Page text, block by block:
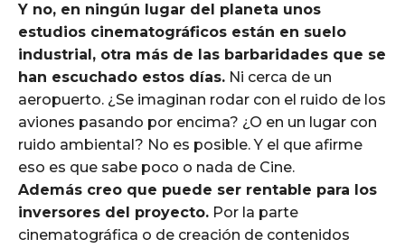
Y no, en ningún lugar del planeta unos
estudios cinematográficos están en suelo
industrial, otra más de las barbaridades que se
han escuchado estos días. Ni cerca de un
aeropuerto. ¿Se imaginan rodar con el ruido de los
aviones pasando por encima? ¿O en un lugar con
ruido ambiental? No es posible. Y el que afirme
eso es que sabe poco o nada de Cine.
Además creo que puede ser rentable para los
inversores del proyecto. Por la parte
cinematográfica o de creación de contenidos